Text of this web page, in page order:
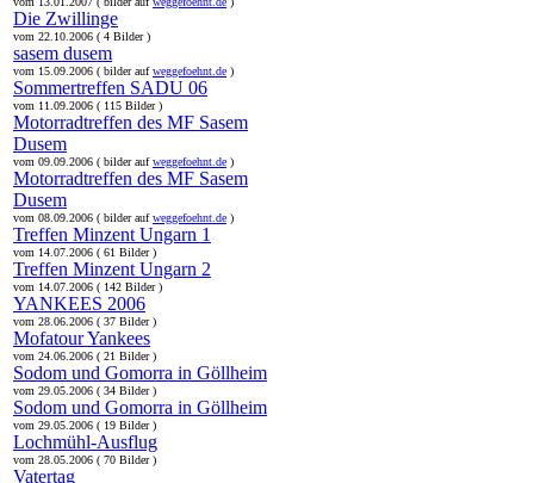
Die Zwillinge
vom 22.10.2006 ( 4 Bilder )
sasem dusem
vom 15.09.2006 ( bilder aufweggefoehnt.de )
Sommertreffen SADU 06
vom 11.09.2006 ( 115 Bilder )
Motorradtreffen des MF Sasem
Dusem
vom 09.09.2006 ( bilder aufweggefoehnt.de )
Motorradtreffen des MF Sasem
Dusem
vom 08.09.2006 ( bilder aufweggefoehnt.de )
Treffen Minzent Ungarn 1
vom 14.07.2006 ( 61 Bilder )
Treffen Minzent Ungarn 2
vom 14.07.2006 ( 142 Bilder )
YANKEES 2006
vom 28.06.2006 ( 37 Bilder )
Mofatour Yankees
vom 24.06.2006 ( 21 Bilder )
Sodom und Gomorra in Göllheim
vom 29.05.2006 ( 34 Bilder )
Sodom und Gomorra in Göllheim
vom 29.05.2006 ( 19 Bilder )
Lochmühl-Ausflug
vom 28.05.2006 ( 70 Bilder )
Vatertag